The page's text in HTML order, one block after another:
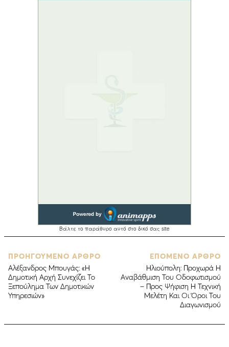
ΠΡΟΗΓΟΥΜΕΝΟ ΑΡΘΡΟ
Αλέξανδρος Μπουγάς: «Η
Δημοτική Αρχή Συνεχίζει Το
Ξεπούλημα Των Δημοτικών
Υπηρεσιών»
ΕΠΟΜΕΝΟ ΑΡΘΡΟ
Ηλιούπολη: Προχωρά Η
Αναβάθμιση Του Οδοφωτισμού
– Προς Ψήφιση Η Τεχνική
Μελέτη Και Οι Όροι Του
Διαγωνισμού